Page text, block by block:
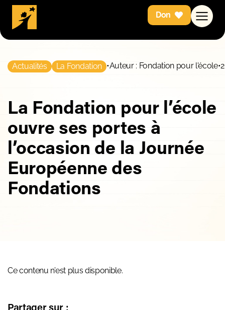
Don
Actualités La Fondation •Auteur : Fondation pour l'école•
La Fondation pour l’école
ouvre ses portes à
l’occasion de la Journée
Européenne des
Fondations
Ce contenu n’est plus disponible.
Partager sur :